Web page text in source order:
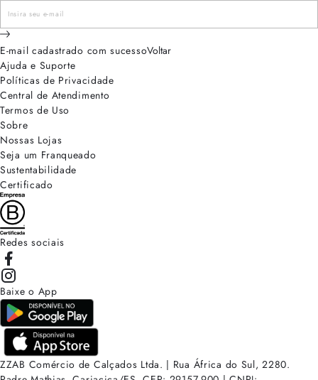
E-mail cadastrado com sucessoVoltar
Ajuda e Suporte
Políticas de Privacidade
Central de Atendimento
Termos de Uso
Sobre
Nossas Lojas
Seja um Franqueado
Sustentabilidade
Certificado
Redes sociais
Baixe o App
ZZAB Comércio de Calçados Ltda. | Rua África do Sul, 2280.